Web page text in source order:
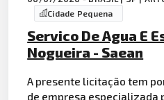
Cidade Pequena
Servico De Agua E
Nogueira - Saean
A presente licitação tem
de empresa especializada